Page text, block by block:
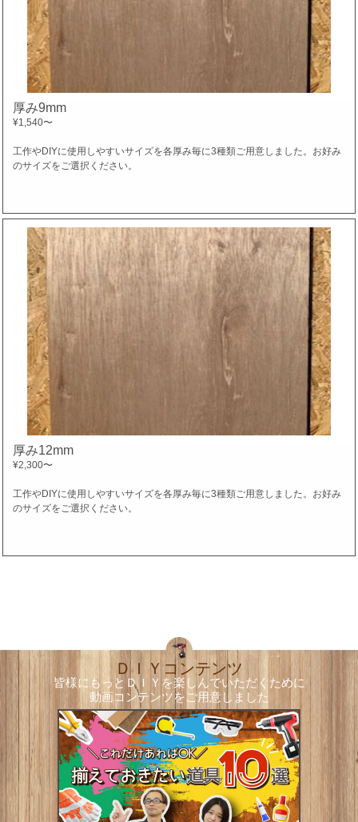
厚み9mm
¥1,540〜
工作やDIYに使用しやすいサイズを各厚み毎に3種類ご用意しました。お好み
のサイズをご選択ください。
厚み12mm
¥2,300〜
工作やDIYに使用しやすいサイズを各厚み毎に3種類ご用意しました。お好み
のサイズをご選択ください。
ＤＩＹコンテンツ
皆様にもっとＤＩＹを楽しんでいただくために
動画コンテンツをご用意しました